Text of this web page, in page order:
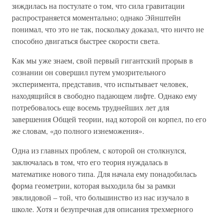
зиждилась на постулате о том, что сила гравитации
распространяется моментально; однако Эйнштейн
понимал, что это не так, поскольку доказал, что ничто не
способно двигаться быстрее скорости света.
Как мы уже знаем, свой первый гигантский прорыв в
сознании он совершил путем умозрительного
эксперимента, представив, что испытывает человек,
находящийся в свободно падающем лифте. Однако ему
потребовалось еще восемь труднейших лет для
завершения Общей теории, над которой он корпел, по его
же словам, «до полного изнеможения».
Одна из главных проблем, с которой он столкнулся,
заключалась в том, что его теория нуждалась в
математике нового типа. Для начала ему понадобилась
форма геометрии, которая выходила бы за рамки
эвклидовой – той, что большинство из нас изучало в
школе. Хотя и безупречная для описания трехмерного